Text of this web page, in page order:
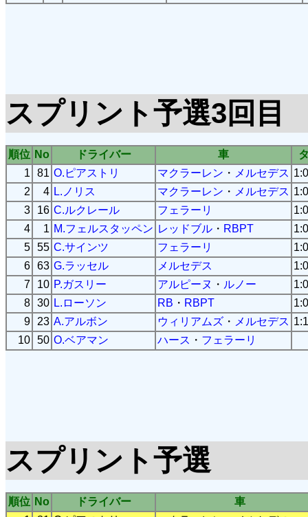
スプリント予選3回目
順位 No ドライバー 車
1
81 O.ピアストリ マクラーレン ・ メルセデス
2
4 L.ノリス マクラーレン ・ メルセデス
3
16 C.ルクレール フェラーリ
4
1 M.フェルスタッペン レッドブル ・ RBPT
5 55 C.サインツ フェラーリ
6 63 G.ラッセル メルセデス
7
10 P.ガスリー アルピーヌ ・ ルノー
8 30 L.ローソン RB ・ RBPT
9
23 A.アルボン ウィリアムズ ・ メルセデス
10 50 O.ベアマン ハース ・ フェラーリ
スプリント予選
順位 No ドライバー
車